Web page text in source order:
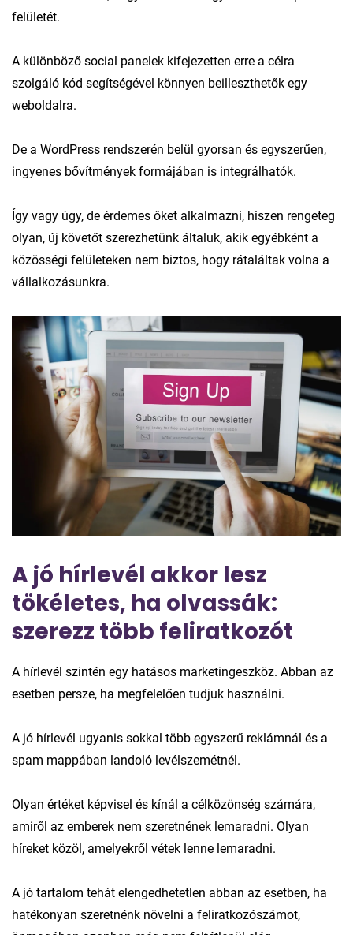
felületét.
A különböző social panelek kifejezetten erre a célra
szolgáló kód segítségével könnyen beilleszthetők egy
weboldalra.
De a WordPress rendszerén belül gyorsan és egyszerűen,
ingyenes bővítmények formájában is integrálhatók.
Így vagy úgy, de érdemes őket alkalmazni, hiszen rengeteg
olyan, új követőt szerezhetünk általuk, akik egyébként a
közösségi felületeken nem biztos, hogy rátaláltak volna a
vállalkozásunkra.
A jó hírlevél akkor lesz
tökéletes, ha olvassák:
szerezz több feliratkozót
A hírlevél szintén egy hatásos marketingeszköz. Abban az
esetben persze, ha megfelelően tudjuk használni.
A jó hírlevél ugyanis sokkal több egyszerű reklámnál és a
spam mappában landoló levélszemétnél.
Olyan értéket képvisel és kínál a célközönség számára,
amiről az emberek nem szeretnének lemaradni. Olyan
híreket közöl, amelyekről vétek lenne lemaradni.
A jó tartalom tehát elengedhetetlen abban az esetben, ha
hatékonyan szeretnénk növelni a feliratkozószámot,